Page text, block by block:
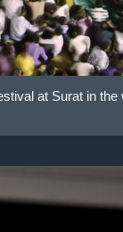
at Surat in